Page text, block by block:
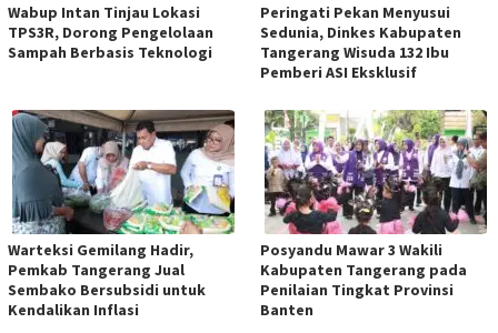
Wabup Intan Tinjau Lokasi
TPS3R, Dorong Pengelolaan
Sampah Berbasis Teknologi
Peringati Pekan Menyusui
Sedunia, Dinkes Kabupaten
Tangerang Wisuda 132 Ibu
Pemberi ASI Eksklusif
Warteksi Gemilang Hadir,
Pemkab Tangerang Jual
Sembako Bersubsidi untuk
Kendalikan Inflasi
Posyandu Mawar 3 Wakili
Kabupaten Tangerang pada
Penilaian Tingkat Provinsi
Banten